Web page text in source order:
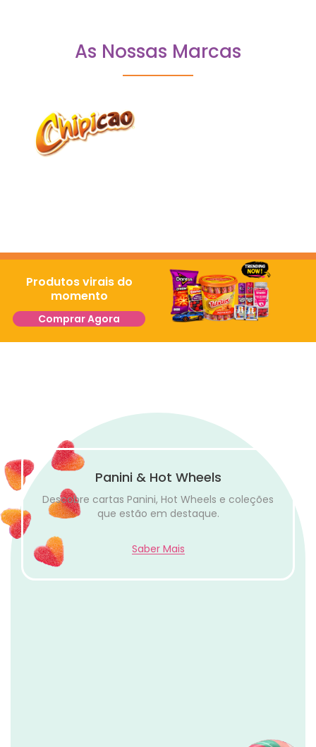
As Nossas Marcas
Produtos virais do
momento
Comprar Agora
Panini & Hot Wheels
Descobre cartas Panini, Hot Wheels e coleções
que estão em destaque.
Saber Mais